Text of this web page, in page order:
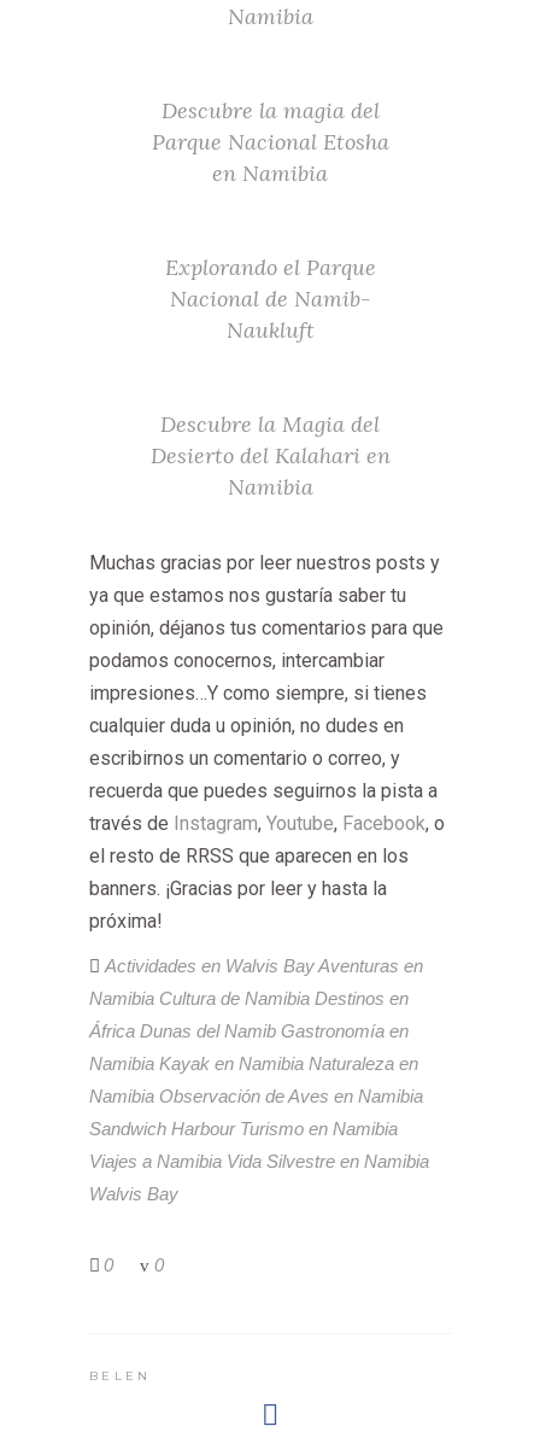
Namibia
Descubre la magia del
Parque Nacional Etosha
en Namibia
Explorando el Parque
Nacional de Namib-
Naukluft
Descubre la Magia del
Desierto del Kalahari en
Namibia
Muchas gracias por leer nuestros posts y
ya que estamos nos gustaría saber tu
opinión, déjanos tus comentarios para que
podamos conocernos, intercambiar
impresiones…Y como siempre, si tienes
cualquier duda u opinión, no dudes en
escribirnos un comentario o correo, y
recuerda que puedes seguirnos la pista a
través de Instagram, Youtube, Facebook, o
el resto de RRSS que aparecen en los
banners. ¡Gracias por leer y hasta la
próxima!
Actividades en Walvis BayAventuras en
Namibia Cultura de Namibia Destinos en
África Dunas del Namib Gastronomía en
Namibia Kayak en Namibia Naturaleza en
Namibia Observación de Aves en Namibia
Sandwich Harbour Turismo en Namibia
Viajes a Namibia Vida Silvestre en Namibia
Walvis Bay
0 0
BELEN